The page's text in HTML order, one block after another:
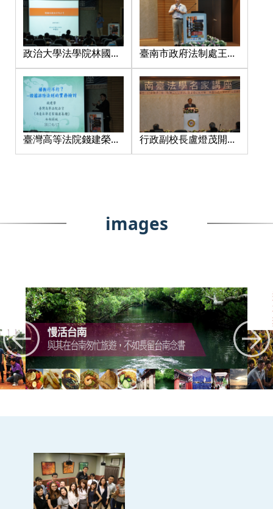
政治大學法學院林國全
院長講座
臺南市政府法制處王展
星處長閉幕致詞
臺灣高等法院錢建榮法
官講座
行政副校長盧燈茂開幕
致詞
images